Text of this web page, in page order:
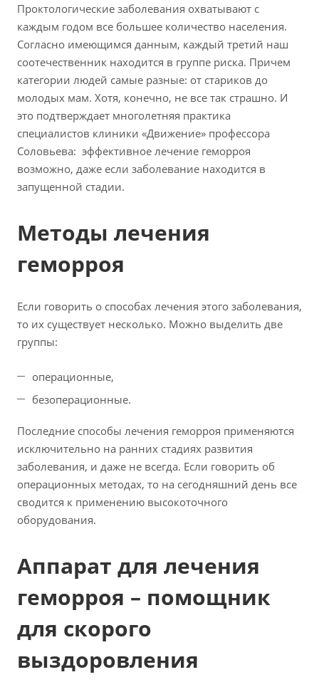
Проктологические заболевания охватывают с
каждым годом все большее количество населения.
Согласно имеющимся данным, каждый третий наш
соотечественник находится в группе риска. Причем
категории людей самые разные: от стариков до
молодых мам. Хотя, конечно, не все так страшно. И
это подтверждает многолетняя практика
специалистов клиники «Движение» профессора
Соловьева: эффективное лечение геморроя
возможно, даже если заболевание находится в
запущенной стадии.
Методы лечения
геморроя
Если говорить о способах лечения этого заболевания,
то их существует несколько. Можно выделить две
группы:
операционные,
безоперационные.
Последние способы лечения геморроя применяются
исключительно на ранних стадиях развития
заболевания, и даже не всегда. Если говорить об
операционных методах, то на сегодняшний день все
сводится к применению высокоточного
оборудования.
Аппарат для лечения
геморроя – помощник
для скорого
выздоровления